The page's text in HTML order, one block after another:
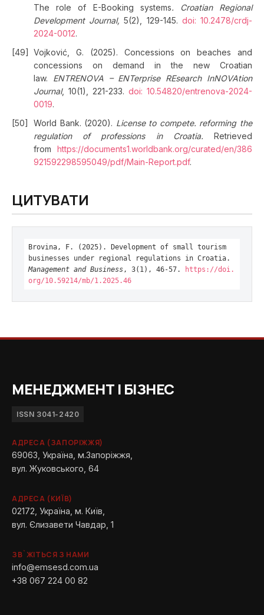
The role of E-Booking systems. Croatian Regional
Development Journal,5(2), 129-145. doi: 10.2478/crdj-
2024-0012.
Vojković, G. (2025). Concessions on beaches and
concessions on demand in the new Croatian
law. ENTRENOVA – ENTerprise REsearch InNOVAtion
Journal, 10(1), 221-233. doi: 10.54820/entrenova-2024-
0019.
World Bank. (2020). License to compete. reforming the
regulation of professions in Croatia. Retrieved
from https://documents1.worldbank.org/curated/en/386
921592298595049/pdf/Main-Report.pdf.
ЦИТУВАТИ
Brovina, F. (2025). Development of small tourism
businesses under regional regulations in Croatia.
Management and Business, 3(1), 46-57.
https://doi.
org/10.59214/mb/1.2025.46
МЕНЕДЖМЕНТ І БІЗНЕС
ISSN 3041-2420
АДРЕСА (ЗАПОРІЖЖЯ)
69063, Україна, м.Запоріжжя,
вул. Жуковського, 64
АДРЕСА (КИЇВ)
02172, Україна, м. Київ,
вул. Єлизавети Чавдар, 1
ЗВ`ЖІТЬСЯ З НАМИ
info@emsesd.com.ua
+38 067 224 00 82